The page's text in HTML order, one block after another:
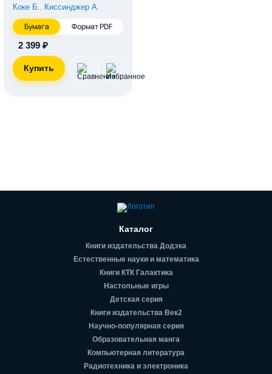
Коке Б. , Киссинджер А.
Бумага
Формат PDF
2 399 ₽
Каталог
Книги издательства Додэка
Естественные науки и математика
Книги КТК Галактика
Настольные игры
Детская серия
Книги издательства Век2
Научно-популярная серия
Образовательная манга
Компьютерная литература
Радиотехника и электроника